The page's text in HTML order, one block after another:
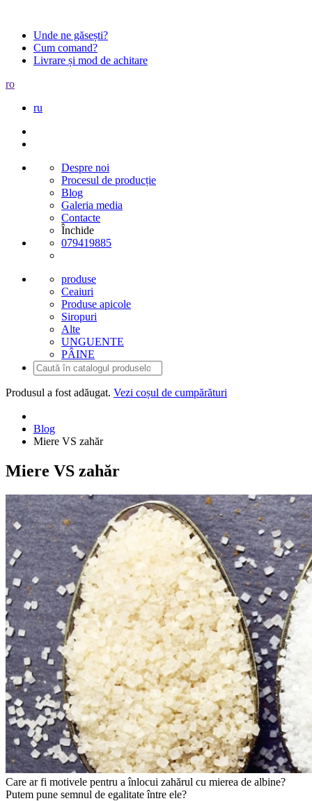
Unde ne găsești?
Cum comand?
Livrare și mod de achitare
ro
ru
Despre noi
Procesul de producție
Blog
Galeria media
Contacte
Închide
079419885
produse
Ceaiuri
Produse apicole
Siropuri
Alte
UNGUENTE
PÂINE
Produsul a fost adăugat. Vezi coșul de cumpărături
Blog
Miere VS zahăr
Miere VS zahăr
Care ar fi motivele pentru a înlocui zahărul cu mierea de albine?
Putem pune semnul de egalitate între ele?